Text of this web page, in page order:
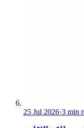
25 Jul 2026·3 min